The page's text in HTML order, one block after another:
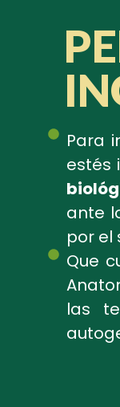
Para
estés
ante
por el
Que
las